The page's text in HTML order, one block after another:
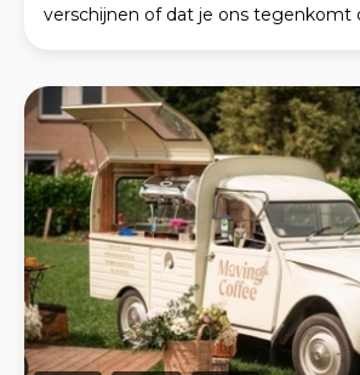
verschijnen of dat je ons tegenkomt